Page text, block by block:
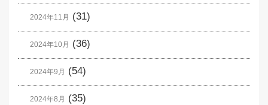
2024年11月 (31)
2024年10月 (36)
2024年9月 (54)
2024年8月 (35)